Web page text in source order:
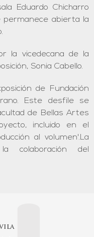
Eduardo Chicharro
permanece abierta la
la vicedecana de la
Sonia Cabello.
de Fundación
Este desfile se
de Bellas Artes
incluido en el
al volumen'.La
colaboración del